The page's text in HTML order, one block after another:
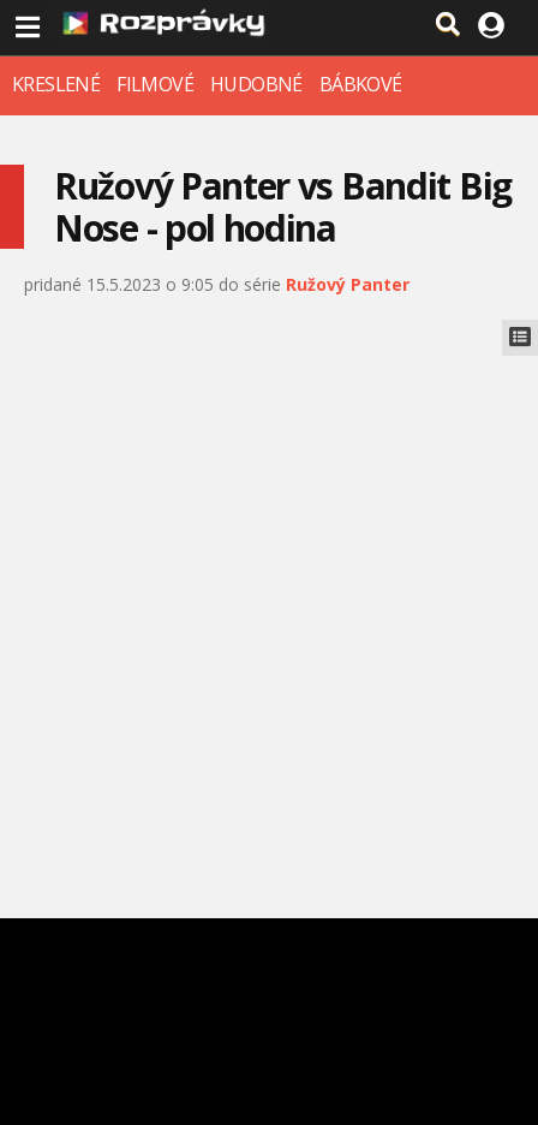
KRESLENÉ FILMOVÉ HUDOBNÉ BÁBKOVÉ
Ružový Panter vs Bandit Big
Nose - pol hodina
pridané 15.5.2023 o 9:05 do série Ružový Panter